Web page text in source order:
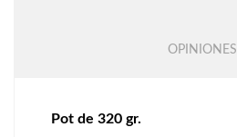
OPINIONES
Pot de 320 gr.